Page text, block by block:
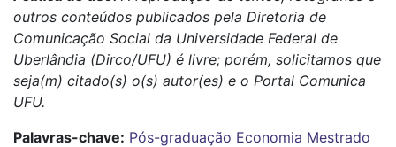
outros conteúdos publicados pela Diretoria de
Comunicação Social da Universidade Federal de
Uberlândia (Dirco/UFU) é livre; porém, solicitamos que
seja(m) citado(s) o(s) autor(es) e o Portal Comunica
UFU.
Palavras-chave: Pós-graduação Economia Mestrado